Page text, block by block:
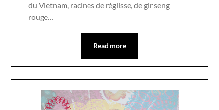
du Vietnam, racines de réglisse, de ginseng
rouge…
Read more